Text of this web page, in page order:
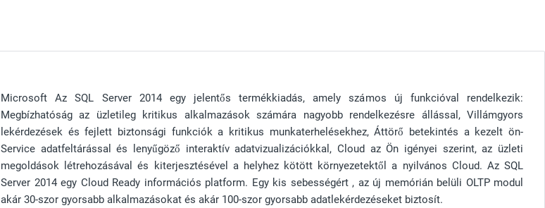
Microsoft Az SQL Server 2014 egy jelentős termékkiadás, amely számos új funkcióval rendelkezik:
Megbízhatóság az üzletileg kritikus alkalmazások számára nagyobb rendelkezésre állással, Villámgyors
lekérdezések és fejlett biztonsági funkciók a kritikus munkaterhelésekhez, Áttörő betekintés a kezelt ön-
Service adatfeltárással és lenyűgöző interaktív adatvizualizációkkal, Cloud az Ön igényei szerint, az üzleti
megoldások létrehozásával és kiterjesztésével a helyhez kötött környezetektől a nyilvános Cloud. Az SQL
Server 2014 egy Cloud Ready információs platform. Egy kis sebességért , az új memórián belüli OLTP modul
akár 30-szor gyorsabb alkalmazásokat és akár 100-szor gyorsabb adatlekérdezéseket biztosít.